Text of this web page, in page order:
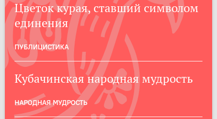
Цветок курая, ставший символом
единения
ПУБЛИЦИСТИКА
Кубачинская народная мудрость
НАРОДНАЯ МУДРОСТЬ